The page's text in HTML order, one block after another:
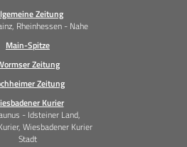
Zeitung
Rheinhessen - Nahe
Main-Spitze
Zeitung
Zeitung
Kurier
- Idsteiner Land,
Wiesbadener Kurier
Stadt